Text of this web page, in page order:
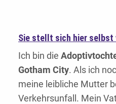
Sie stellt sich hier selbst
Ich bin die
Gotham City. Als ich
meine leibliche Mutter
Verkehrsunfall. Mein